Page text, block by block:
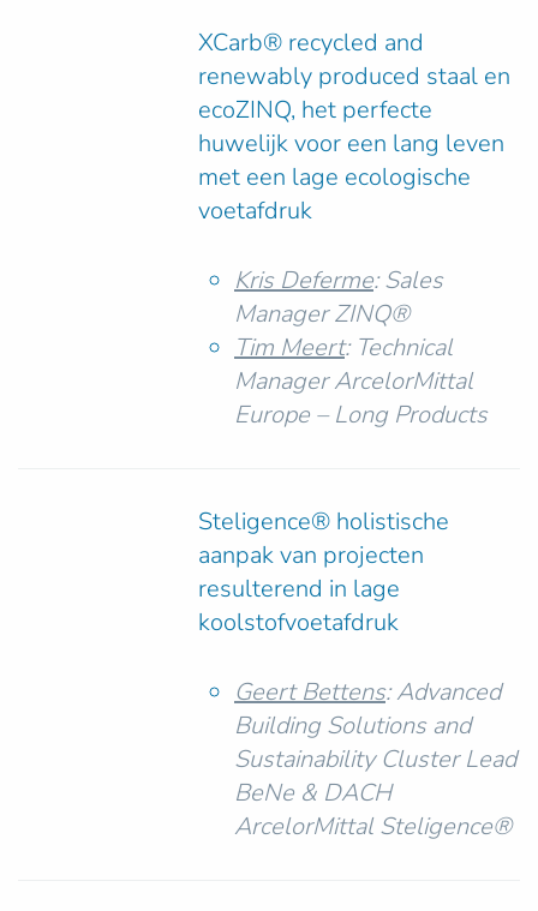
XCarb® recycled and
renewably produced staal en
ecoZINQ, het perfecte
huwelijk voor een lang leven
met een lage ecologische
voetafdruk
Kris Deferme: Sales
Manager ZINQ®
Tim Meert: Technical
Manager ArcelorMittal
Europe – Long Products
Steligence® holistische
aanpak van projecten
resulterend in lage
koolstofvoetafdruk
Geert Bettens: Advanced
Building Solutions and
Sustainability Cluster Lead
BeNe & DACH
ArcelorMittal Steligence®